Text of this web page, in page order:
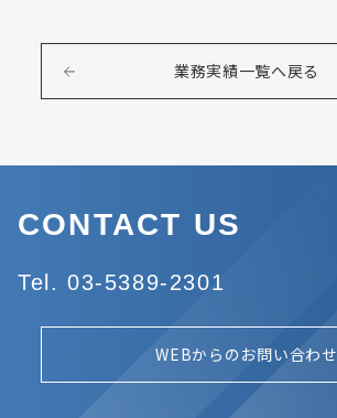
業務実績一覧へ戻る
CONTACT US
Tel. 03-5389-2301
WEBからのお問い合わせ